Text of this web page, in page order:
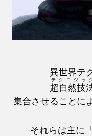
異世界テ
超自然技
テクニジッ
集合させることに
それらは主に「